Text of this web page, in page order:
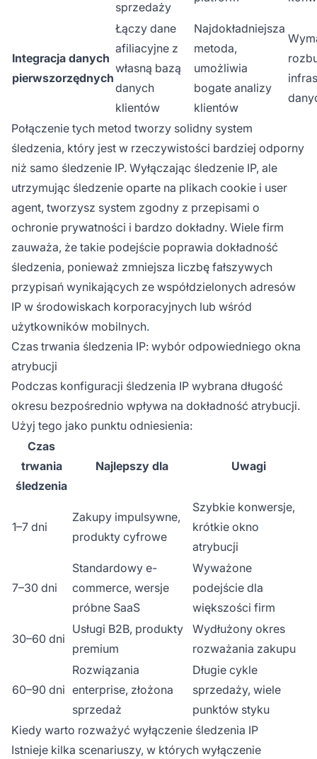
sprzedaży
Integracja danych
pierwszorzędnych
Łączy dane
afiliacyjne z
własną bazą
danych
klientów
Najdokładniejsza
metoda,
umożliwia
bogate analizy
klientów
Połączenie tych metod tworzy solidny system
śledzenia, który jest w rzeczywistości bardziej odporny
niż samo śledzenie IP. Wyłączając śledzenie IP, ale
utrzymując śledzenie oparte na plikach cookie i user
agent, tworzysz system zgodny z przepisami o
ochronie prywatności i bardzo dokładny. Wiele firm
zauważa, że takie podejście poprawia dokładność
śledzenia, ponieważ zmniejsza liczbę fałszywych
przypisań wynikających ze współdzielonych adresów
IP w środowiskach korporacyjnych lub wśród
użytkowników mobilnych.
Czas trwania śledzenia IP: wybór odpowiedniego okna
atrybucji
Podczas konfiguracji śledzenia IP wybrana długość
okresu bezpośrednio wpływa na dokładność atrybucji.
Użyj tego jako punktu odniesienia:
Czas
trwania
śledzenia
Najlepszy dla Uwagi
1–7 dni
Zakupy impulsywne,
produkty cyfrowe
Szybkie konwersje,
krótkie okno
atrybucji
7–30 dni
Standardowy e-
commerce, wersje
próbne SaaS
Wyważone
podejście dla
większości firm
30–60 dni
Usługi B2B, produkty
premium
Wydłużony okres
rozważania zakupu
60–90 dni
Rozwiązania
enterprise, złożona
sprzedaż
Długie cykle
sprzedaży, wiele
punktów styku
Kiedy warto rozważyć wyłączenie śledzenia IP
Istnieje kilka scenariuszy, w których wyłączenie